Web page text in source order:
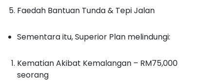
Faedah Bantuan Tunda & Tepi Jalan
Sementara itu, Superior Plan melindungi:
Kematian Akibat Kemalangan – RM75,000
seorang